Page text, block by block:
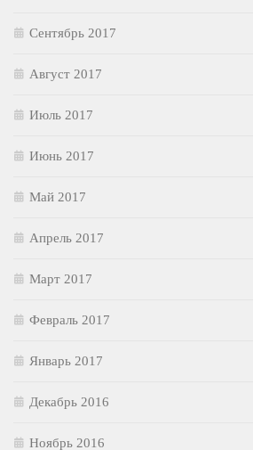
Сентябрь 2017
Август 2017
Июль 2017
Июнь 2017
Май 2017
Апрель 2017
Март 2017
Февраль 2017
Январь 2017
Декабрь 2016
Ноябрь 2016